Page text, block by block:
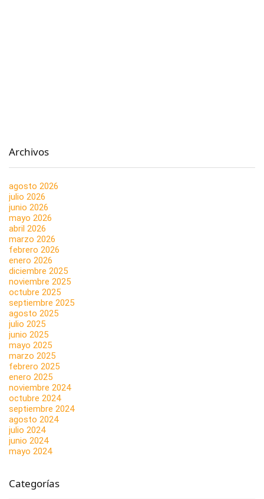
Archivos
agosto 2026
julio 2026
junio 2026
mayo 2026
abril 2026
marzo 2026
febrero 2026
enero 2026
diciembre 2025
noviembre 2025
octubre 2025
septiembre 2025
agosto 2025
julio 2025
junio 2025
mayo 2025
marzo 2025
febrero 2025
enero 2025
noviembre 2024
octubre 2024
septiembre 2024
agosto 2024
julio 2024
junio 2024
mayo 2024
Categorías